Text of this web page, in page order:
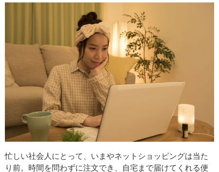
忙しい社会人にとって、いまやネットショッピングは当た
り前。時間を問わずに注文でき、自宅まで届けてくれる便